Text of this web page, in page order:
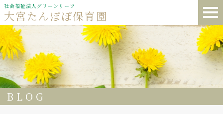
社会福祉法人グリーンリーフ
大宮たんぽぽ保育園
BLOG